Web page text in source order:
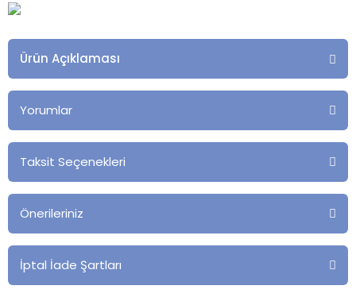
Ürün Açıklaması
Yorumlar
Taksit Seçenekleri
Önerileriniz
İptal İade Şartları